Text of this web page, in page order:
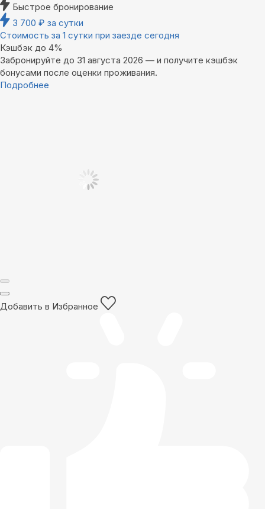
Быстрое бронирование
3 700 ₽ за сутки
Стоимость за 1 сутки при заезде сегодня
Кэшбэк до 4%
Забронируйте до 31 августа 2026 — и получите кэшбэк
бонусами после оценки проживания.
Подробнее
Добавить в Избранное